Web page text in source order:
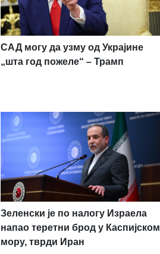
САД могу да узму од Украјине
„шта год пожеле“ – Трамп
Зеленски је по налогу Израела
напао теретни брод у Каспијском
мору, тврди Иран